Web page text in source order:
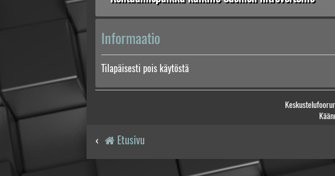
Informaatio
Tilapäisesti pois käytöstä
Etusivu